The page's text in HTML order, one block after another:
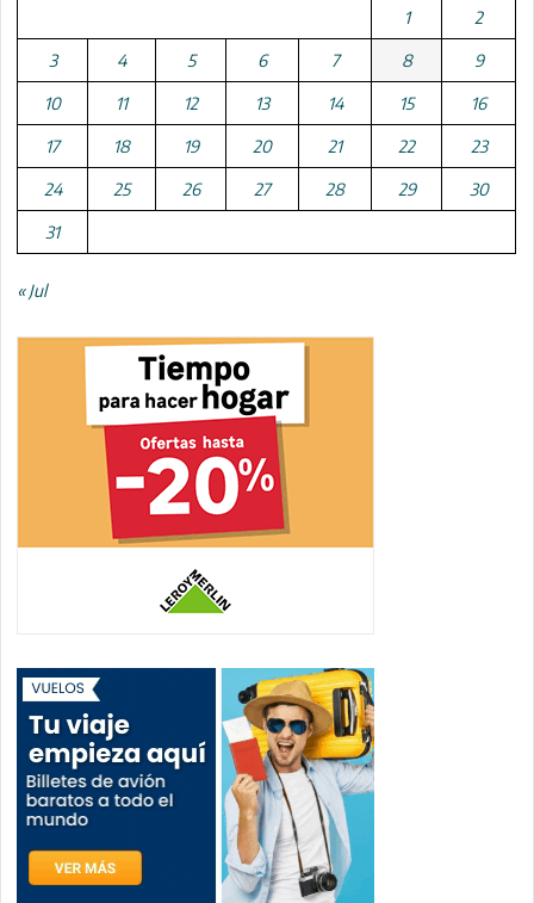
1 2
3 4 5 6 7 8 9
10 11 12 13 14 15 16
17 18 19 20 21 22 23
24 25 26 27 28 29 30
31
« Jul